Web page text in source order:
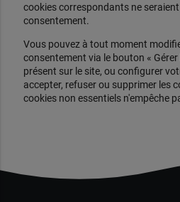
cookies correspondants ne
consentement.
Vous pouvez à tout moment
consentement via le bouton «
présent sur le site, ou configurer
accepter, refuser ou supprimer les
cookies non essentiels n'empêche